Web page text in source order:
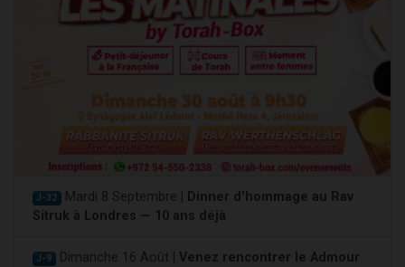
J-32 Mardi 8 Septembre |
Dinner d'hommage au Rav
Sitruk à Londres — 10 ans déjà
J-9 Dimanche 16 Août | Venez rencontrer le Admour